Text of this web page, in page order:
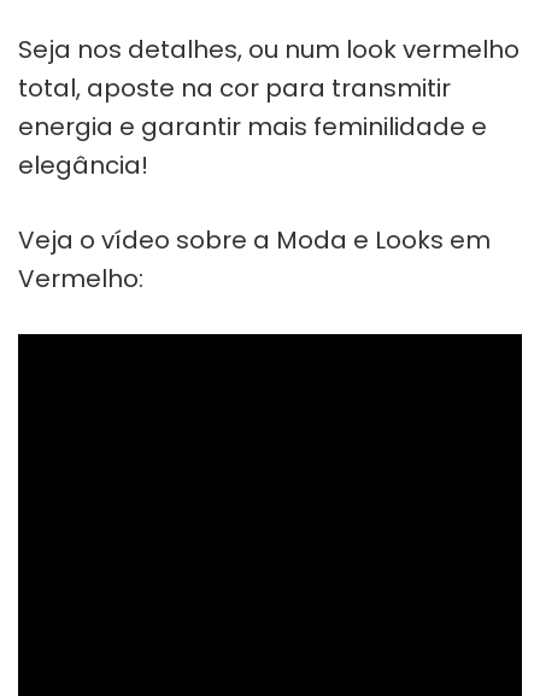
Seja nos detalhes, ou num look vermelho
total, aposte na cor para transmitir
energia e garantir mais feminilidade e
elegância!
Veja o vídeo sobre a Moda e Looks em
Vermelho: